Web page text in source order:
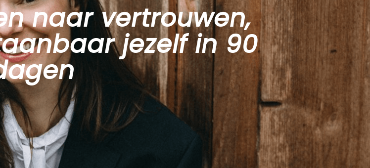
naar vertrouwen,
jezelf in 90